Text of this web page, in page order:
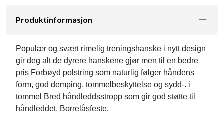
Produktinformasjon
Populær og svært rimelig treningshanske i nytt design
gir deg alt de dyrere hanskene gjør men til en bedre
pris Forbøyd polstring som naturlig følger håndens
form, god demping, tommelbeskyttelse og sydd-. i
tommel Bred håndleddsstropp som gir god støtte til
håndleddet. Borrelåsfeste.